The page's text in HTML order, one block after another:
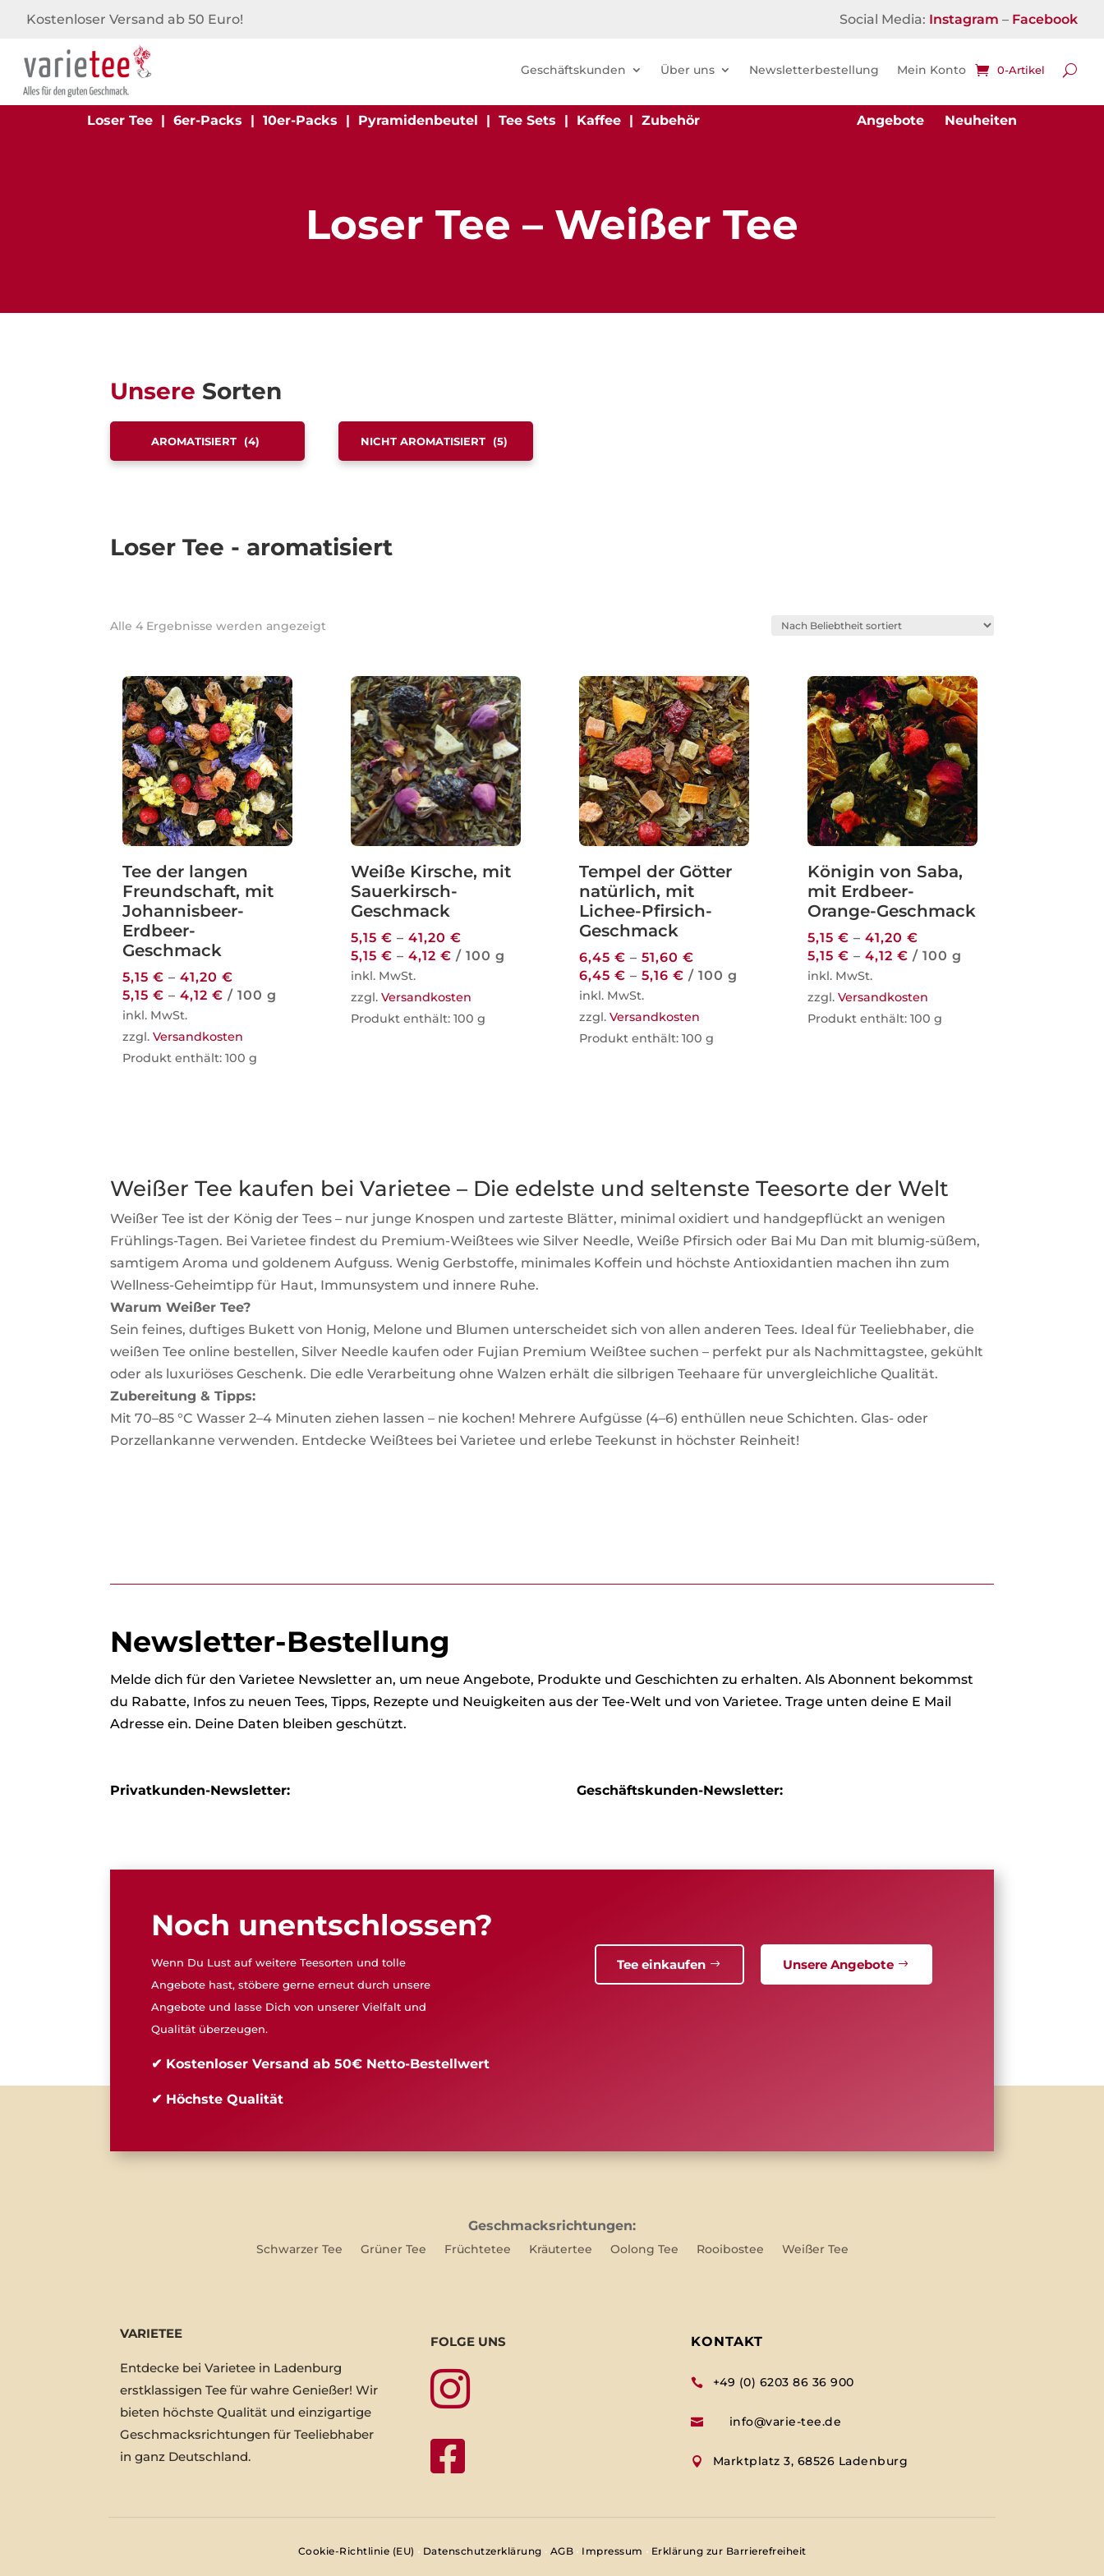
Kostenloser Versand ab 50 Euro! Social Media: Instagram – Facebook
Geschäftskunden Über uns Newsletterbestellung Mein Konto 0-Artikel
Loser Tee| 6er-Packs | 10er-Packs | Pyramidenbeutel | Tee Sets | Kaffee| Zubehör Angebote Neuheiten
Loser Tee – Weißer Tee
Unsere Sorten
AROMATISIERT (4) NICHT AROMATISIERT (5)
Loser Tee - aromatisiert
Alle 4 Ergebnisse werden angezeigt
Tee der langen
Freundschaft, mit
Johannisbeer-
Erdbeer-
Geschmack
5,15€ –41,20€
5,15€ –4,12€ /100 g
inkl. MwSt.
zzgl.Versandkosten
Produkt enthält: 100g
Weiße Kirsche, mit
Sauerkirsch-
Geschmack
5,15€ –41,20€
5,15€ –4,12€ /100 g
inkl. MwSt.
zzgl.Versandkosten
Produkt enthält: 100g
Tempel der Götter
natürlich, mit
Lichee-Pfirsich-
Geschmack
6,45€ –51,60€
6,45€ –5,16€ /100 g
inkl. MwSt.
zzgl.Versandkosten
Produkt enthält: 100g
Königin von Saba,
mit Erdbeer-
Orange-Geschmack
5,15€ –41,20€
5,15€ –4,12€ /100 g
inkl. MwSt.
zzgl.Versandkosten
Produkt enthält: 100g
Weißer Tee kaufen bei Varietee – Die edelste und seltenste Teesorte der Welt
Weißer Tee ist der König der Tees – nur junge Knospen und zarteste Blätter, minimal oxidiert und handgepflückt an wenigen
Frühlings-Tagen. Bei Varietee findest du Premium-Weißtees wie Silver Needle, Weiße Pfirsich oder Bai Mu Dan mit blumig-süßem,
samtigem Aroma und goldenem Aufguss. Wenig Gerbstoffe, minimales Koffein und höchste Antioxidantien machen ihn zum
Wellness-Geheimtipp für Haut, Immunsystem und innere Ruhe.
Warum Weißer Tee?
Sein feines, duftiges Bukett von Honig, Melone und Blumen unterscheidet sich von allen anderen Tees. Ideal für Teeliebhaber, die
weißen Tee online bestellen, Silver Needle kaufen oder Fujian Premium Weißtee suchen – perfekt pur als Nachmittagstee, gekühlt
oder als luxuriöses Geschenk. Die edle Verarbeitung ohne Walzen erhält die silbrigen Teehaare für unvergleichliche Qualität.
Zubereitung & Tipps:
Mit 70–85 °C Wasser 2–4 Minuten ziehen lassen – nie kochen! Mehrere Aufgüsse (4–6) enthüllen neue Schichten. Glas- oder
Porzellankanne verwenden. Entdecke Weißtees bei Varietee und erlebe Teekunst in höchster Reinheit!
Newsletter-Bestellung
Melde dich für den Varietee Newsletter an, um neue Angebote, Produkte und Geschichten zu erhalten. Als Abonnent bekommst
du Rabatte, Infos zu neuen Tees, Tipps, Rezepte und Neuigkeiten aus der Tee-Welt und von Varietee. Trage unten deine E Mail
Adresse ein. Deine Daten bleiben geschützt.
Privatkunden-Newsletter: Geschäftskunden-Newsletter:
Noch unentschlossen?
Wenn Du Lust auf weitere Teesorten und tolle
Angebote hast, stöbere gerne erneut durch unsere
Angebote und lasse Dich von unserer Vielfalt und
Qualität überzeugen.
✔ Kostenloser Versand ab 50€ Netto-Bestellwert
✔ Höchste Qualität
Tee einkaufen Unsere Angebote
Geschmacksrichtungen:
Schwarzer Tee Grüner Tee Früchtetee Kräutertee Oolong Tee Rooibostee Weißer Tee
VARIETEE
Entdecke bei Varietee in Ladenburg
erstklassigen Tee für wahre Genießer! Wir
bieten höchste Qualität und einzigartige
Geschmacksrichtungen für Teeliebhaber
in ganz Deutschland.
FOLGE UNS


KONTAKT
 +49 (0) 6203 86 36 900
 info@varie-tee.de
 Marktplatz 3, 68526 Ladenburg
Cookie-Richtlinie (EU) • Datenschutzerklärung • AGB • Impressum • Erklärung zur Barrierefreiheit